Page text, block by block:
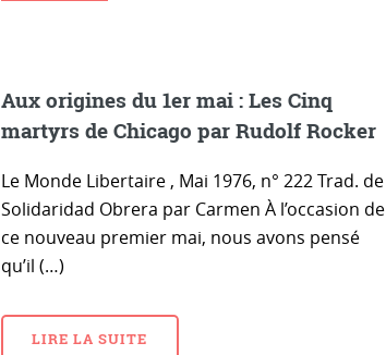
Aux origines du 1er mai : Les Cinq
martyrs de Chicago par Rudolf Rocker
Le Monde Libertaire , Mai 1976, n° 222 Trad. de
Solidaridad Obrera par Carmen À l’occasion de
ce nouveau premier mai, nous avons pensé
qu’il (…)
LIRE LA SUITE